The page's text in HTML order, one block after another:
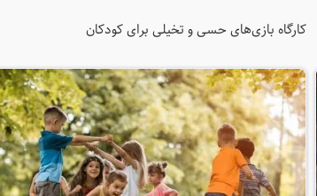
کارگاه بازی‌های حسی و تخیلی برای کودکان